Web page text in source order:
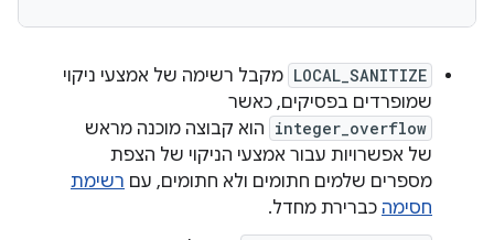
LOCAL_SANITIZE מקבל רשימה של אמצעי ניקוי
שמופרדים בפסיקים, כאשר
integer_overflow הוא קבוצה מוכנה מראש
של אפשרויות עבור אמצעי הניקוי של הצפת
מספרים שלמים חתומים ולא חתומים, עם רשימת
חסימה כברירת מחדל.